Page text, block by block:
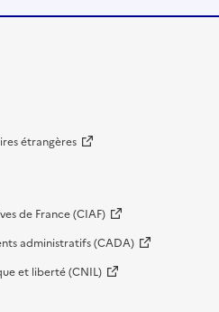
étrangères
de France (CIAF)
administratifs (CADA)
et liberté (CNIL)